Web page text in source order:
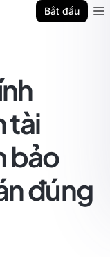
Bắt đầu
tài
bảo
đúng